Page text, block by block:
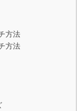
方法
方法